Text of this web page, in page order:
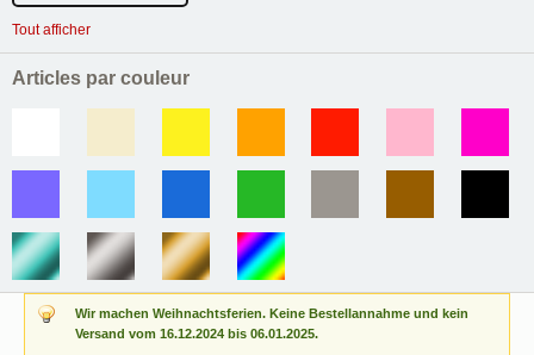
Wir machen Weihnachtsferien. Keine Bestellannahme und kein
Versand vom 16.12.2024 bis 06.01.2025.
Tout afficher
Articles par couleur